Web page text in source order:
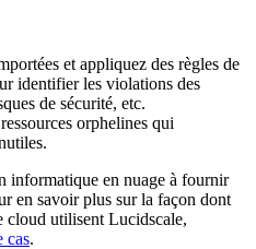
et appliquez des règles de
identifier les violations des
de sécurité, etc.
orphelines qui
informatique en nuage à fournir
en savoir plus surla façon dont
cloud utilisent Lucidscale,
cas.